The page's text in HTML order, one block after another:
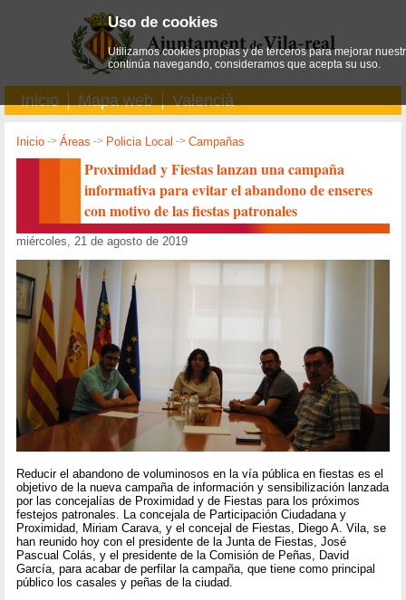
Inicio Mapa web Valencià
Inicio ->Áreas -> Policia Local ->Campañas
Proximidad y Fiestas lanzan una campaña
informativa para evitar el abandono de enseres
con motivo de las fiestas patronales
miércoles, 21 de agosto de 2019
Reducir el abandono de voluminosos en la vía pública en fiestas es el
objetivo de la nueva campaña de información y sensibilización lanzada
por las concejalías de Proximidad y de Fiestas para los próximos
festejos patronales. La concejala de Participación Ciudadana y
Proximidad, Miriam Carava, y el concejal de Fiestas, Diego A. Vila, se
han reunido hoy con el presidente de la Junta de Fiestas, José
Pascual Colás, y el presidente de la Comisión de Peñas, David
García, para acabar de perfilar la campaña, que tiene como principal
público los casales y peñas de la ciudad.
Uso de cookies
Utilizamos cookies propias y de terceros para mejorar
continúa navegando, consideramos que acepta su uso.